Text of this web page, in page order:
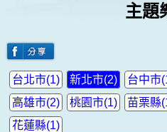
主題
台北市(1) 新北市(2) 台中市
高雄市(2)
桃園市(1) 苗栗縣
花蓮縣(1)